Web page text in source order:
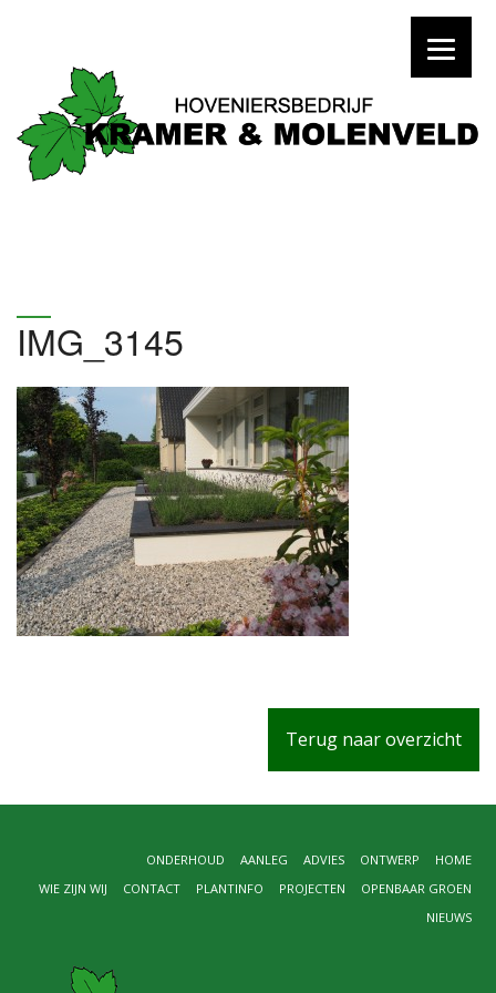
IMG_3145
Terug naar overzicht
HOME
ONTWERP
ADVIES
AANLEG
ONDERHOUD
OPENBAAR GROEN
PROJECTEN
PLANTINFO
CONTACT
WIE ZIJN WIJ
NIEUWS